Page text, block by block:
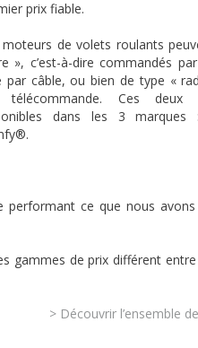
prix fiable.
moteurs de volets roulants
», c’est-à-dire commandés
par câble, ou bien de type «
télécommande. Ces deux
dans les 3
ce que nous avons
gammes de prix différent
> Découvrir l’ensemble